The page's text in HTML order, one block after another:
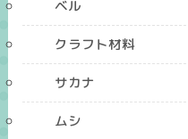
ベル
クラフト材料
サカナ
ムシ